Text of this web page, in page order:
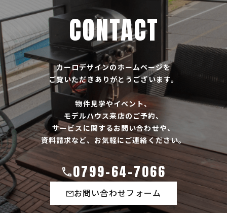
CONTACT
カーロデザインのホームページを
ご覧いただきありがとうございます。
物件見学やイベント、
モデルハウス来店のご予約、
サービスに関するお問い合わせや、
資料請求など、お気軽にご連絡ください。
0799-64-7066
お問い合わせフォーム